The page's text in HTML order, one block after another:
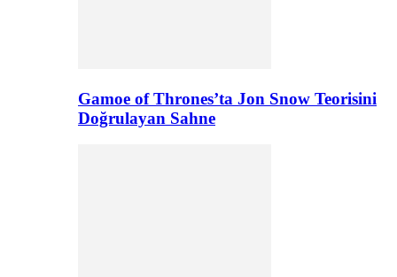
Gamoe of Thrones’ta Jon Snow Teorisini
Doğrulayan Sahne